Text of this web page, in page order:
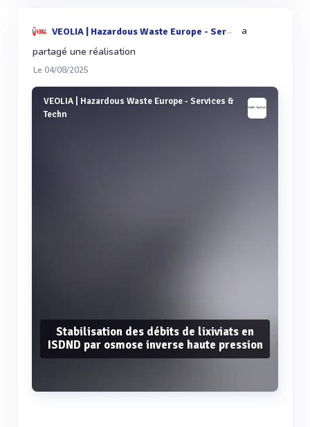
VEOLIA | Hazardous Waste Europe - Services & Techn
a
partagé une réalisation
Le 04/08/2025
VEOLIA | Hazardous Waste Europe - Services &
Techn
Stabilisation des débits de lixiviats en
ISDND par osmose inverse haute pression